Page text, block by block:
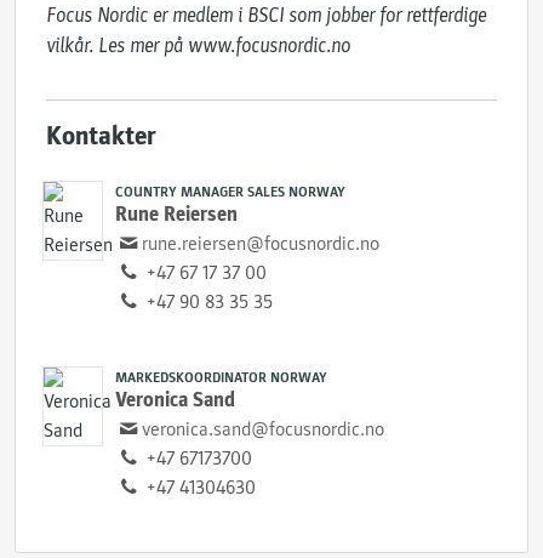
Focus Nordic er medlem i BSCI som jobber for rettferdige
vilkår. Les mer på ​www.focusnordic.no
Kontakter
COUNTRY MANAGER SALES NORWAY
Rune Reiersen
rune.reiersen@focusnordic.no
+47 67 17 37 00
+47 90 83 35 35
MARKEDSKOORDINATOR NORWAY
Veronica Sand
veronica.sand@focusnordic.no
+47 67173700
+47 41304630